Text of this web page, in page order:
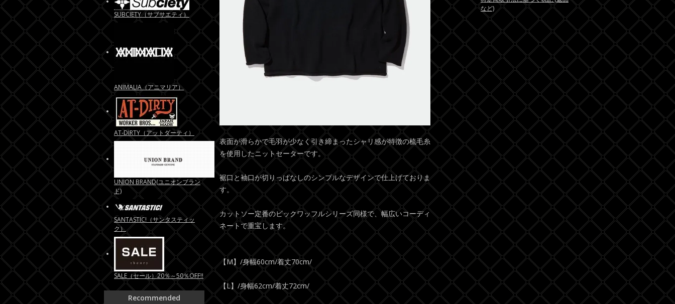
など)
表面が滑らかで毛羽が少なく引き締まったシャリ感が特徴の梳毛糸
を使用したニットセーターです。
裾口と袖口が切りっぱなしのシンプルなデザインで仕上げておりま
す。
カットソー定番のビックワッフルシリーズ同様で、幅広いコーディ
ネートで重宝します。
【M】/身幅60cm/着丈70cm/
【L】/身幅62cm/着丈72cm/
SUBCIETY（サブサエティ）
ANIMALIA（アニマリア）
AT-DIRTY（アットダーティ）
UNION BRAND(ユニオンブラン
ド)
SANTASTIC!（サンタスティッ
ク）
SALE（セール）20％～50％OFF!!
Recommended